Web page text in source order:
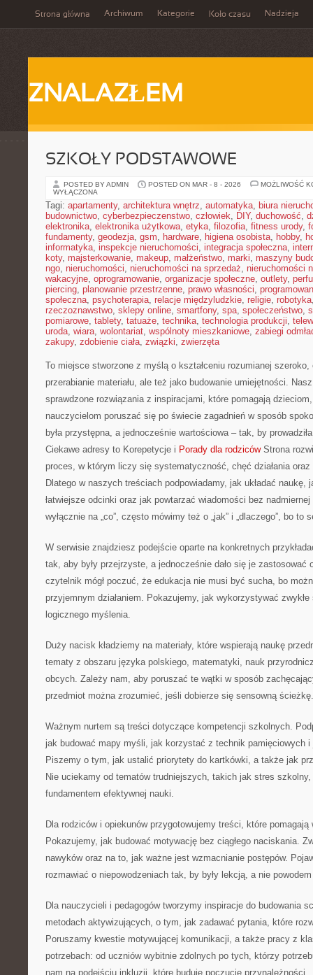
Strona główna Archiwum Kategorie Koło czasu Nadzieja
ZNALAZŁEM
SZKOŁY PODSTAWOWE
POSTED BY ADMIN POSTED ON MAR - 8 - 2026
MOŻLIWOŚĆ
WYŁĄCZONA
Tagi: apartamenty, architektura wnętrz, automatyka, biura
budownictwo, cyberbezpieczenstwo, człowiek, DIY, duchowość,
elektronika, elektronika użytkowa, etyka, filozofia, fitness urody,
fundamenty, geodezja, gsm, hardware, higiena osobista, hobby,
informatyka, inspekcje nieruchomości, integracja społeczna,
koty, majsterkowanie, makeup, małżeństwo, marki, maszyny
ngo, nieruchomości, nieruchomości na sprzedaż, nieruchomości
wakacyjne, oprogramowanie, organizacje społeczne, outlety,
piercing, planowanie przestrzenne, prawo własności,
społeczna, psychoterapia, relacje międzyludzkie, religie, robotyka
rzeczoznawstwo, sklepy online, smartfony, spa, społeczeństwo,
pomiarowe, tablety, tatuaże, technika, technologia produkcji,
uroda, wiara, wolontariat, wspólnoty mieszkaniowe, zabiegi
zakupy, zdobienie ciała, związki, zwierzęta
To miejsce stworzone z myślą o kształceniu rozumianej
przerabianie materiału, ale też jako budowanie umiejętności.
sprawdzone rozwiązania z inspiracjami, które pomagają
nauczycielom poruszać się po świecie zagadnień w sposób
była przystępna, a jednocześnie wartościowa – tak, by
Ciekawe adresy to Korepetycje i Porady dla rodzicówStrona
proces, w którym liczy się systematyczność, chęć działania oraz
Dlatego w naszych treściach podpowiadamy, jak układać naukę,
łatwiejsze odcinki oraz jak powtarzać wiadomości bez
wyłącznie na „co”, często mówimy też o „jak” i „dlaczego”, bo to
W serwisie znajdziesz podejście oparte na konkretnych
tak, aby były przejrzyste, a jednocześnie dało się je zastosować
czytelnik mógł poczuć, że edukacja nie musi być sucha, bo
przyjemnym działaniem. Pokazujemy, jak wykorzystywać
logicznego myślenia.
Duży nacisk kładziemy na materiały, które wspierają naukę
tematy z obszaru języka polskiego, matematyki, nauk
obcych. Zależy nam, aby poruszać te wątki w sposób
przedmiot można zrozumieć, jeśli dobierze się sensowną ścieżkę.
Ważnym nurtem są treści dotyczące kompetencji szkolnych.
jak budować mapy myśli, jak korzystać z technik pamięciowych
Piszemy o tym, jak ustalić priorytety do kartkówki, a także jak
Nie uciekamy od tematów trudniejszych, takich jak stres
fundamentem efektywnej nauki.
Dla rodziców i opiekunów przygotowujemy treści, które
Pokazujemy, jak budować motywację bez ciągłego naciskania.
nawyków oraz na to, jak ważne jest wzmacnianie postępów.
rozmawiać o niepowodzeniach tak, by były lekcją, a nie
Dla nauczycieli i pedagogów tworzymy inspiracje do budowania
metodach aktywizujących, o tym, jak zadawać pytania, które
Poruszamy kwestie motywującej komunikacji, a także pracy z
potrzebach: od uczniów wybitnie zdolnych po tych, którzy
nam na podejściu inkluzji, które buduje poczucie przynależności.